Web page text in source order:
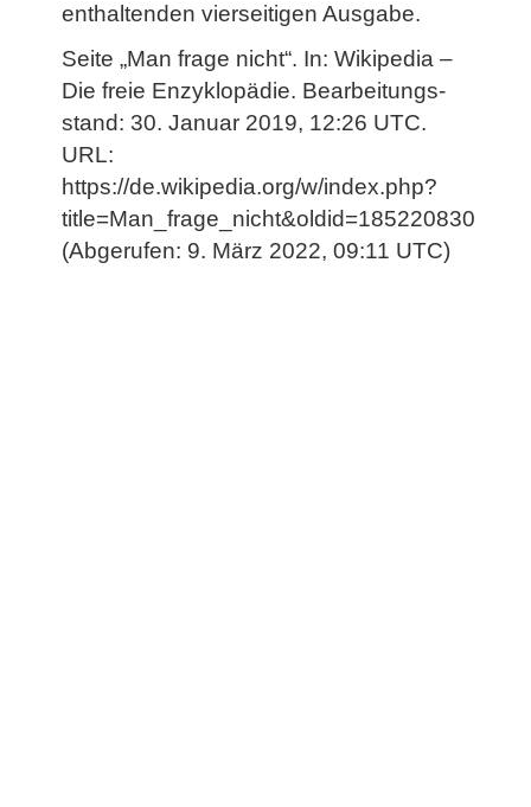
enthaltenden vierseitigen Ausgabe.
Seite „Man frage nicht“. In: Wikipedia –
Die freie Enzyklopädie. Bearbeitungs­
stand: 30. Januar 2019, 12:26 UTC.
URL:
https://de.wikipedia.org/w/index.php?
title=Man_frage_nicht&oldid=185220830
(Abgerufen: 9. März 2022, 09:11 UTC)